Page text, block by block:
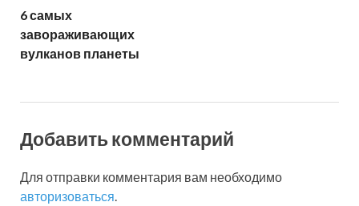
6 самых
завораживающих
вулканов планеты
Добавить комментарий
Для отправки комментария вам необходимо
авторизоваться